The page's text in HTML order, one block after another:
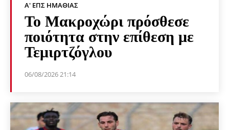
Α' ΕΠΣ ΗΜΑΘΊΑΣ
Το Μακροχώρι πρόσθεσε
ποιότητα στην επίθεση με
Τεμιρτζόγλου
06/08/2026 21:14